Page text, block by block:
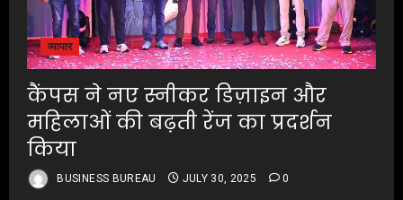
व्यापार
कैंपस ने नए स्नीकर डिज़ाइन और
महिलाओं की बढ़ती रेंज का प्रदर्शन
किया
BUSINESS BUREAU JULY 30, 2025 0